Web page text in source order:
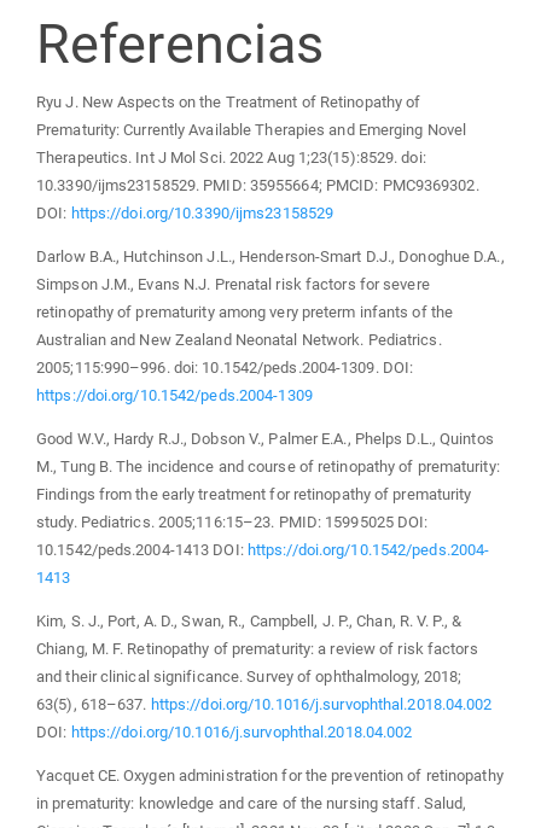
Referencias
Ryu J. New Aspects on the Treatment of Retinopathy of
Prematurity: Currently Available Therapies and Emerging Novel
Therapeutics. Int J Mol Sci. 2022 Aug 1;23(15):8529. doi:
10.3390/ijms23158529. PMID: 35955664; PMCID: PMC9369302.
DOI: https://doi.org/10.3390/ijms23158529
Darlow B.A., Hutchinson J.L., Henderson-Smart D.J., Donoghue D.A.,
Simpson J.M., Evans N.J. Prenatal risk factors for severe
retinopathy of prematurity among very preterm infants of the
Australian and New Zealand Neonatal Network. Pediatrics.
2005;115:990–996. doi: 10.1542/peds.2004-1309. DOI:
https://doi.org/10.1542/peds.2004-1309
Good W.V., Hardy R.J., Dobson V., Palmer E.A., Phelps D.L., Quintos
M., Tung B. The incidence and course of retinopathy of prematurity:
Findings from the early treatment for retinopathy of prematurity
study. Pediatrics. 2005;116:15–23. PMID: 15995025 DOI:
10.1542/peds.2004-1413 DOI: https://doi.org/10.1542/peds.2004-
1413
Kim, S. J., Port, A. D., Swan, R., Campbell, J. P., Chan, R. V. P., &
Chiang, M. F. Retinopathy of prematurity: a review of risk factors
and their clinical significance. Survey of ophthalmology, 2018;
63(5), 618–637. https://doi.org/10.1016/j.survophthal.2018.04.002
DOI: https://doi.org/10.1016/j.survophthal.2018.04.002
Yacquet CE. Oxygen administration for the prevention of retinopathy
in prematurity: knowledge and care of the nursing staff. Salud,